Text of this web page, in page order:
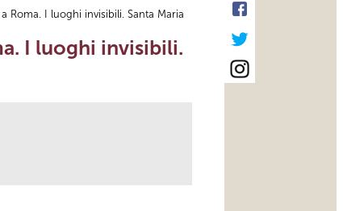
Roma. I luoghi invisibili. Santa Maria
I luoghi invisibili.